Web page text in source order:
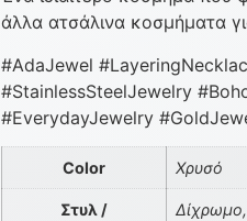
άλλα ατσάλινα κοσμήματα
#AdaJewel
#StainlessSteelJewelry
#EverydayJewelry
Color Χρυσό
Στυλ /